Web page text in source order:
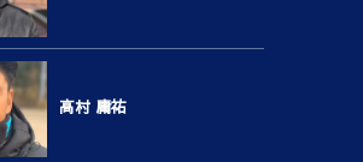
高村 庸祐